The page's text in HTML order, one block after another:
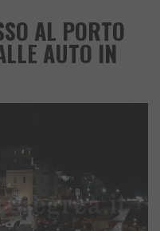
AL PORTO
AUTO IN